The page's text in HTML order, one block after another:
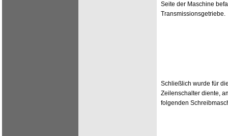
Seite der Maschine
Transmissionsgetriebe.
Schließlich wurde für
Zeilenschalter diente,
folgenden